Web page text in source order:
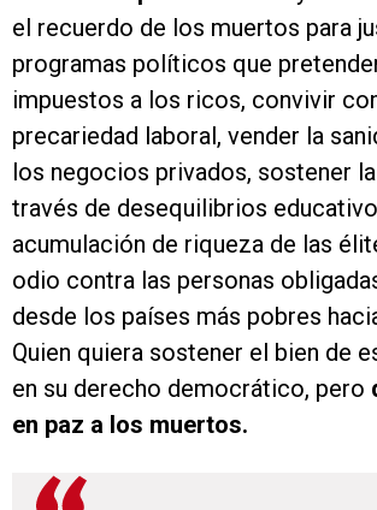
el recuerdo de los muertos para
programas políticos que
impuestos a los ricos, convivir
precariedad laboral, vender la
los negocios privados, sostener
través de desequilibrios
acumulación de riqueza de las
odio contra las personas
desde los países más pobres
Quien quiera sostener el bien de
en su derecho democrático, pero
en paz a los muertos.